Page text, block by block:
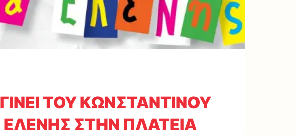
ΤΟΥ ΚΩΝΣΤΑΝΤΙΝΟΥ
ΕΛΕΝΗΣ ΣΤΗΝ ΠΛΑΤΕΙΑ